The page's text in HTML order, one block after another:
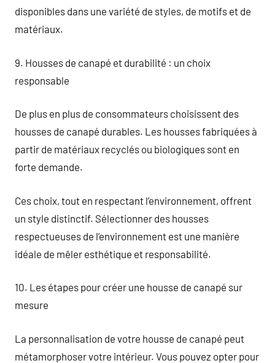
disponibles dans une variété de styles, de motifs et de
matériaux.
9. Housses de canapé et durabilité : un choix
responsable
De plus en plus de consommateurs choisissent des
housses de canapé durables. Les housses fabriquées à
partir de matériaux recyclés ou biologiques sont en
forte demande.
Ces choix, tout en respectant l’environnement, offrent
un style distinctif. Sélectionner des housses
respectueuses de l’environnement est une manière
idéale de mêler esthétique et responsabilité.
10. Les étapes pour créer une housse de canapé sur
mesure
La personnalisation de votre housse de canapé peut
métamorphoser votre intérieur. Vous pouvez opter pour